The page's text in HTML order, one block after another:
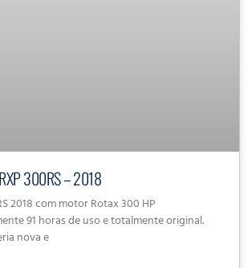
300RS – 2018
2018 com motor Rotax 300 HP
91 horas de uso e totalmente original.
nova e